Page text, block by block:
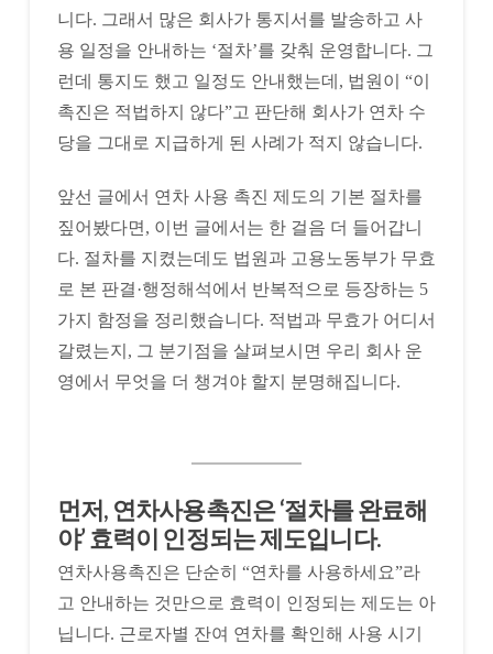
니다. 그래서 많은 회사가 통지서를 발송하고 사
용 일정을 안내하는 ‘절차’를 갖춰 운영합니다. 그
런데 통지도 했고 일정도 안내했는데, 법원이 “이
촉진은 적법하지 않다”고 판단해 회사가 연차 수
당을 그대로 지급하게 된 사례가 적지 않습니다.
앞선 글에서 연차 사용 촉진 제도의 기본 절차를
짚어봤다면, 이번 글에서는 한 걸음 더 들어갑니
다. 절차를 지켰는데도 법원과 고용노동부가 무효
로 본 판결·행정해석에서 반복적으로 등장하는 5
가지 함정을 정리했습니다. 적법과 무효가 어디서
갈렸는지, 그 분기점을 살펴보시면 우리 회사 운
영에서 무엇을 더 챙겨야 할지 분명해집니다.
먼저, 연차사용촉진은 ‘절차를 완료해
야’ 효력이 인정되는 제도입니다.
연차사용촉진은 단순히 “연차를 사용하세요”라
고 안내하는 것만으로 효력이 인정되는 제도는 아
닙니다. 근로자별 잔여 연차를 확인해 사용 시기